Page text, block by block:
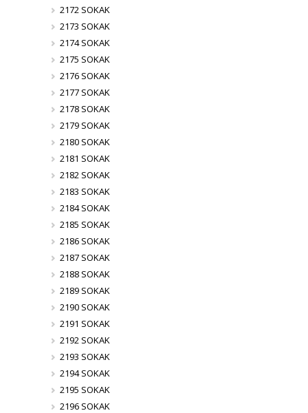
2172 SOKAK
2173 SOKAK
2174 SOKAK
2175 SOKAK
2176 SOKAK
2177 SOKAK
2178 SOKAK
2179 SOKAK
2180 SOKAK
2181 SOKAK
2182 SOKAK
2183 SOKAK
2184 SOKAK
2185 SOKAK
2186 SOKAK
2187 SOKAK
2188 SOKAK
2189 SOKAK
2190 SOKAK
2191 SOKAK
2192 SOKAK
2193 SOKAK
2194 SOKAK
2195 SOKAK
2196 SOKAK